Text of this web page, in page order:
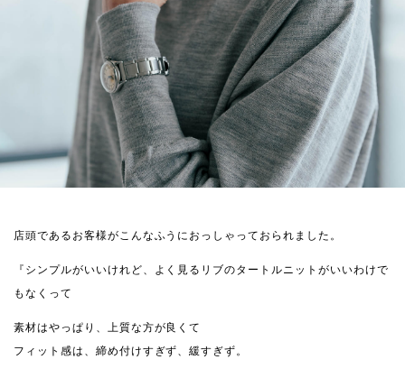
店頭であるお客様がこんなふうにおっしゃっておられました。
『シンプルがいいけれど、よく見るリブのタートルニットがいいわけで
もなくって
素材はやっぱり、上質な方が良くて
フィット感は、締め付けすぎず、緩すぎず。